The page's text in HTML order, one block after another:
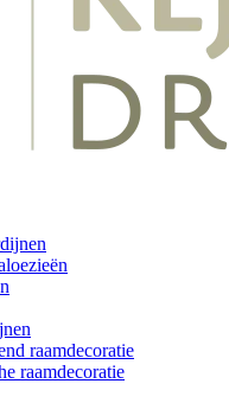
raamdecoratie
raamdecoratie